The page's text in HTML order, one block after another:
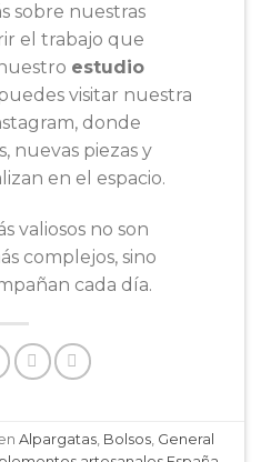
sobre nuestras
el trabajo que
estudio
visitar nuestra
donde
nuevas piezas y
en el espacio.
valiosos no son
complejos, sino
cada día.
Alpargatas, Bolsos, General